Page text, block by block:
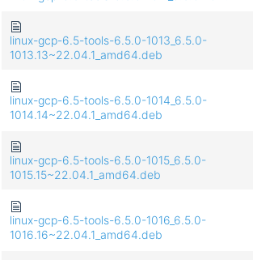
linux-gcp-6.5-tools-6.5.0-1013_6.5.0-
1013.13~22.04.1_amd64.deb
linux-gcp-6.5-tools-6.5.0-1014_6.5.0-
1014.14~22.04.1_amd64.deb
linux-gcp-6.5-tools-6.5.0-1015_6.5.0-
1015.15~22.04.1_amd64.deb
linux-gcp-6.5-tools-6.5.0-1016_6.5.0-
1016.16~22.04.1_amd64.deb